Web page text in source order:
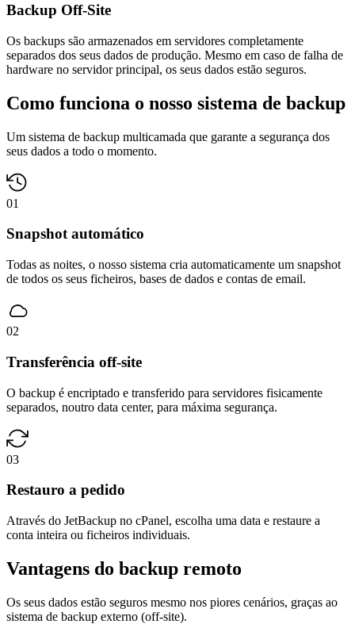
Backup Off-Site
Os backups são armazenados em servidores completamente
separados dos seus dados de produção. Mesmo em caso de falha de
hardware no servidor principal, os seus dados estão seguros.
Como funciona o nosso sistema de backup
Um sistema de backup multicamada que garante a segurança dos
seus dados a todo o momento.
01
Snapshot automático
Todas as noites, o nosso sistema cria automaticamente um snapshot
de todos os seus ficheiros, bases de dados e contas de email.
02
Transferência off-site
O backup é encriptado e transferido para servidores fisicamente
separados, noutro data center, para máxima segurança.
03
Restauro a pedido
Através do JetBackup no cPanel, escolha uma data e restaure a
conta inteira ou ficheiros individuais.
Vantagens do backup remoto
Os seus dados estão seguros mesmo nos piores cenários, graças ao
sistema de backup externo (off-site).